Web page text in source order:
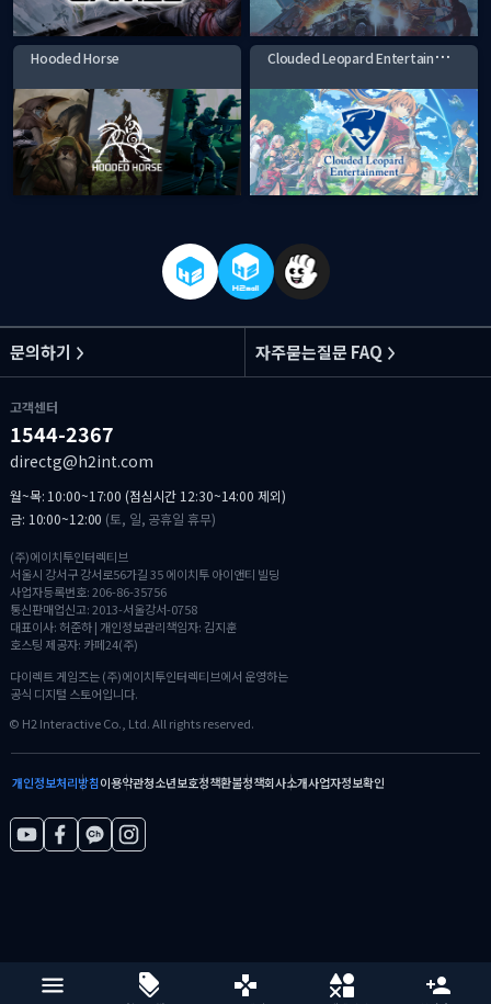
Hooded Horse C
louded Leopard Entertainment
문의하기 자주묻는질문 FAQ
고객센터
1544-2367
directg@h2int.com
월~목: 10:00~17:00 (점심시간 12:30~14:00 제외)
금: 10:00~12:00 (토, 일, 공휴일 휴무)
(주)에이치투인터렉티브
서울시 강서구 강서로56가길 35 에이치투 아이앤티 빌딩
사업자등록번호: 206-86-35756
통신판매업신고: 2013-서울강서-0758
대표이사: 허준하 | 개인정보관리책임자: 김지훈
호스팅 제공자: 카페24(주)
다이렉트 게임즈는 (주)에이치투인터렉티브에서 운영하는
공식 디지털 스토어입니다.
© H2 Interactive Co., Ltd. All rights reserved.
개인정보처리방침이용약관청소년보호정책환불정책회사소개사업자정보확인